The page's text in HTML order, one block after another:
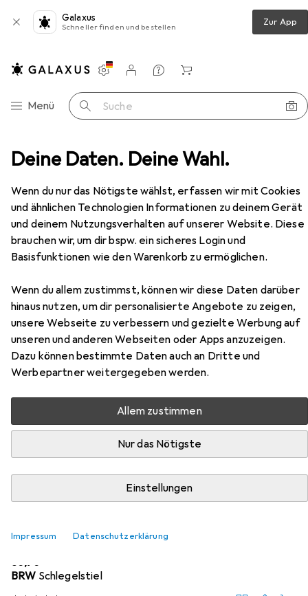
Deine Daten. Deine Wahl.
Wenn du nur das Nötigste wählst, erfassen wir mit Cookies
und ähnlichen Technologien Informationen zu deinem Gerät
und deinem Nutzungsverhalten auf unserer Website. Diese
brauchen wir, um dir bspw. ein sicheres Login und
Basisfunktionen wie den Warenkorb zu ermöglichen.
Wenn du allem zustimmst, können wir diese Daten darüber
hinaus nutzen, um dir personalisierte Angebote zu zeigen,
unsere Webseite zu verbessern und gezielte Werbung auf
unseren und anderen Webseiten oder Apps anzuzeigen.
Dazu können bestimmte Daten auch an Dritte und
Werbepartner weitergegeben werden.
Allem zustimmen
Nur das Nötigste
Einstellungen
Impressum Datenschutzerklärung
Galaxus
Schneller finden und bestellen Zur App
Navigation nach Kategorien
Menü Suche
Einstellungen
Kundenkonto
Vergleichslisten
Merklisten
Warenkorb
Hammer Gedore 225 E-60 Nylonhammer Ø 60 mm
Gedore225 E-60 Nylonhammer Ø 60
mm
1340 g
Zubehör für Gedore 225 E-60
Nylonhammer Ø 60 mm
Hier findest du passendes Zubehör zum Produkt Gedore
225 E-60 Nylonhammer Ø 60 mm aus der Kategorie
Zubehör Schlagwerkzeug.
Relevanz
EUR
30,90
BRW Schlegelstiel